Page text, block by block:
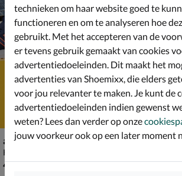
adidas
Klittenbandschoenen - blauw
€ 49,99
49,99
Skechers
vanaf €
v.a.49,99
technieken om haar website goed te
functioneren en om te analyseren hoe
gebruikt. Met het accepteren van de
er tevens gebruik gemaakt van cookies
advertentiedoeleinden. Dit maakt het
advertenties van Shoemixx, die elders
voor jou relevanter te maken. Je kunt de
advertentiedoeleinden indien gewenst
weten? Lees dan verder op onze
jouw voorkeur ook op een later moment